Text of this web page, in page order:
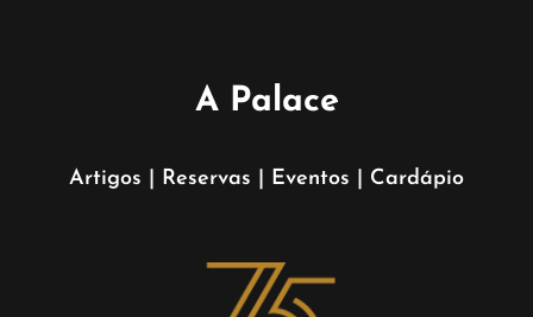
A Palace
Artigos Reservas Eventos Cardápio